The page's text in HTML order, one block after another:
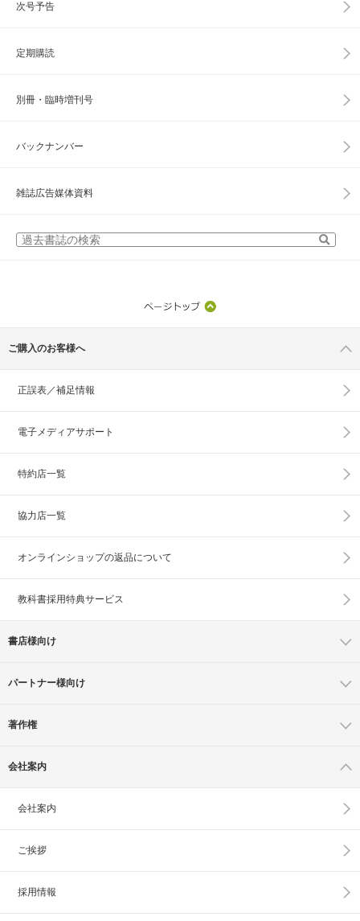
次号予告
定期購読
別冊・臨時増刊号
バックナンバー
雑誌広告媒体資料
ご購入のお客様へ
正誤表／補足情報
電子メディアサポート
特約店一覧
協力店一覧
オンラインショップの返品について
教科書採用特典サービス
書店様向け
パートナー様向け
著作権
会社案内
会社案内
ご挨拶
採用情報